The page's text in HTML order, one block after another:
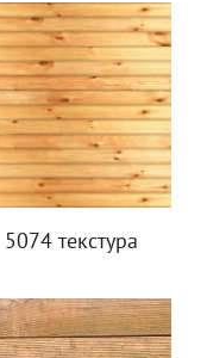
текстура